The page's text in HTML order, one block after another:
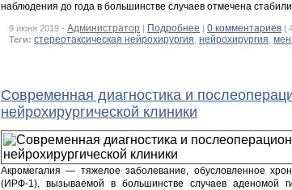
наблюдения до года в большинстве случаев отмечена
9 июня 2019 - Администратор | Подробнее | 0 комментариев |
Теги: стереотаксическая нейрохирургия нейрохирургия
Современная диагностика и
нейрохирургической клиники
Акромегалия — тяжелое заболевание, обусловленное
(ИРФ-1), вызываемой в большинстве случаев аденомой